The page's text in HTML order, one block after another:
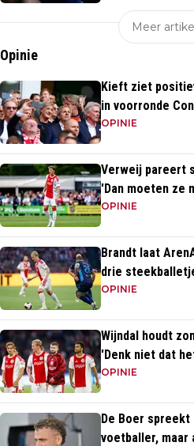
Meer
Opinie
Kieft ziet
in voorronde
energiek'
OPINIE
Verweij pareert
'Dan moeten ze
brug komen'
OPINIE
Brandt laat
drie
OPINIE
Wijndal houdt
'Denk niet dat
is'
OPINIE
De Boer
voetballer,